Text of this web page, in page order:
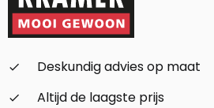
check_small
Deskundig advies op maat
check_small
Altijd de laagste prijs